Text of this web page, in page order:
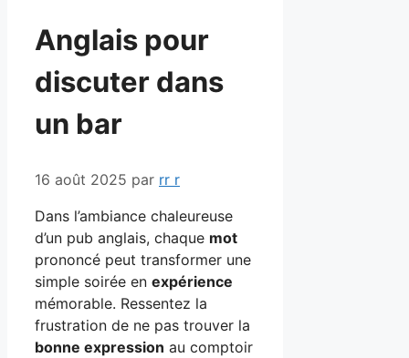
Anglais pour
discuter dans
un bar
16 août 2025 par rr r
Dans l’ambiance chaleureuse
d’un pub anglais, chaque mot
prononcé peut transformer une
simple soirée en expérience
mémorable. Ressentez la
frustration de ne pas trouver la
bonne expression au comptoir